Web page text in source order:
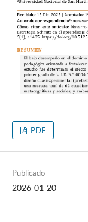
PDF
Publicado
2026-01-20